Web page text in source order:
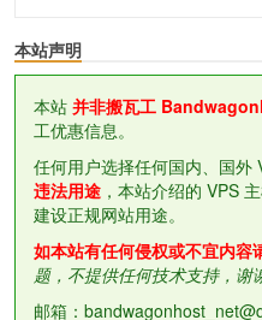
本站声明
本站 并非搬瓦工
工优惠信息。
任何用户选择任何国内、国外
违法用途 ，本站介绍的 VPS
建设正规网站用途。
如本站有任何侵权或不宜内容
题，不提供任何技术支持，谢
邮箱：